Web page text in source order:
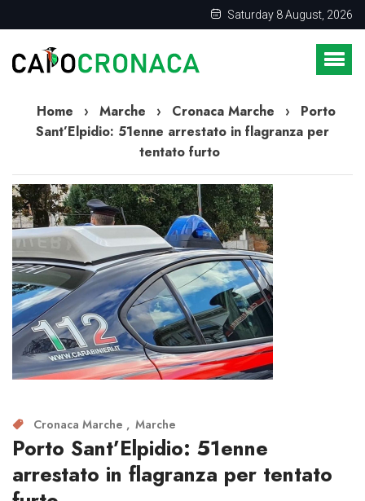
Saturday 8 August, 2026
Home › Marche › Cronaca Marche ›
Porto
Sant’Elpidio: 51enne arrestato in flagranza per
tentato furto
Cronaca Marche Marche
Porto Sant’Elpidio: 51enne
arrestato in flagranza per tentato